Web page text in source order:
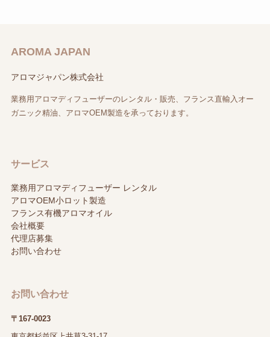
AROMA JAPAN
アロマジャパン株式会社
業務用アロマディフューザーのレンタル・販売、フランス直輸入オー
ガニック精油、アロマOEM製造を承っております。
サービス
業務用アロマディフューザー レンタル
アロマOEM小ロット製造
フランス有機アロマオイル
会社概要
代理店募集
お問い合わせ
お問い合わせ
〒167-0023